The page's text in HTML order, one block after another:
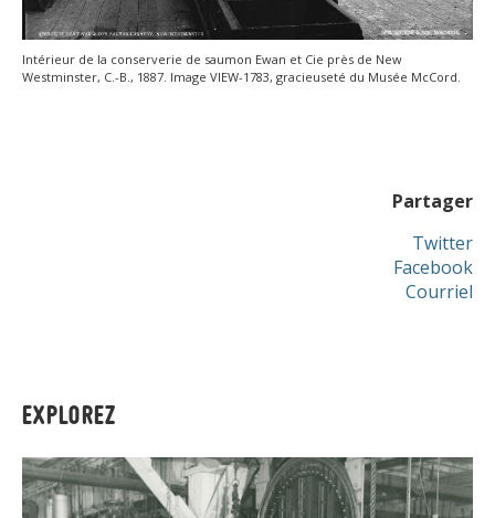
Intérieur de la conserverie de saumon Ewan et Cie près de New
Westminster, C.-B., 1887. Image VIEW-1783, gracieuseté du Musée McCord.
Partager
Twitter
Facebook
Courriel
EXPLOREZ